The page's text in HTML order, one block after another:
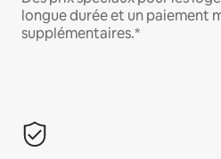
longue durée et un paiement
supplémentaires.*